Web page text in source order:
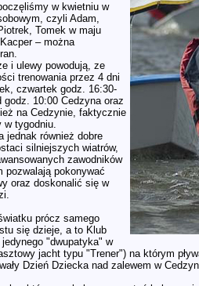
w kwietniu w
czyli Adam,
Tomek w maju
– można
i ulewy powodują, ze
trenowania przez 4 dni
czwartek godz. 16:30-
godz. 10:00 Cedzyna oraz
na Cedzynie, faktycznie
w tygodniu.
jednak również dobre
silniejszych wiatrów,
zawodników
pozwalają pokonywać
oraz doskonalić się w
prócz samego
się dzieje, a to Klub
jedynego "dwupatyka" w
jacht typu "Trener") na którym
Dzień Dziecka nad zalewem w